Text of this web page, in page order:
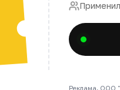
Реклама. ООО